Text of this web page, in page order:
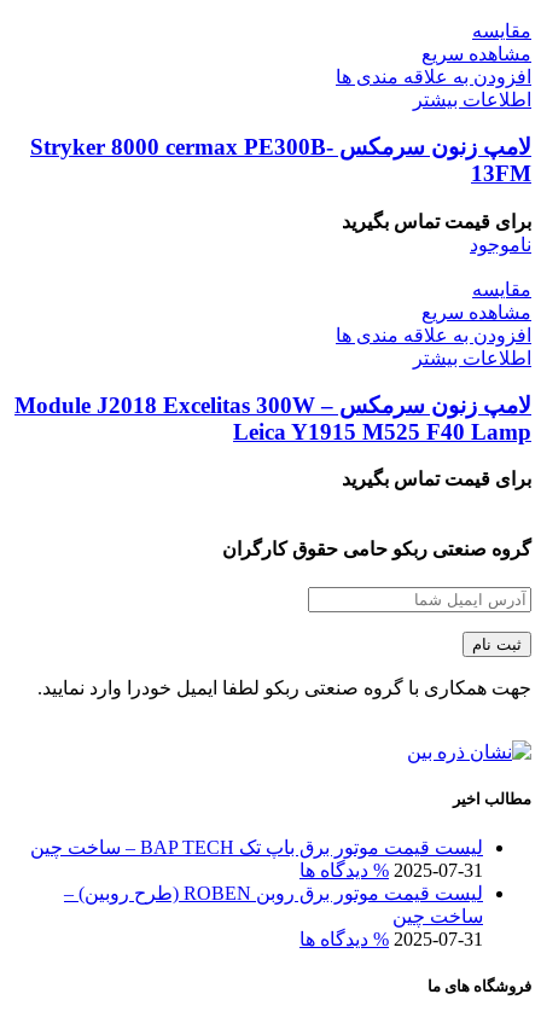
مقایسه
مشاهده سریع
افزودن به علاقه مندی ها
اطلاعات بیشتر
لامپ زنون سرمکس Stryker 8000 cermax PE300B-
13FM
برای قیمت تماس بگیرید
ناموجود
مقایسه
مشاهده سریع
افزودن به علاقه مندی ها
اطلاعات بیشتر
لامپ زنون سرمکس Module J2018 Excelitas 300W –
Leica Y1915 M525 F40 Lamp
برای قیمت تماس بگیرید
گروه صنعتی ربکو حامی حقوق کارگران
جهت همکاری با گروه صنعتی ربکو لطفا ایمیل خودرا وارد نمایید.
مطالب اخیر
لیست قیمت موتور برق باپ تک BAP TECH – ساخت چین
2025-07-31 % دیدگاه ها
لیست قیمت موتور برق روبن ROBEN (طرح روبین) –
ساخت چین
2025-07-31 % دیدگاه ها
فروشگاه های ما